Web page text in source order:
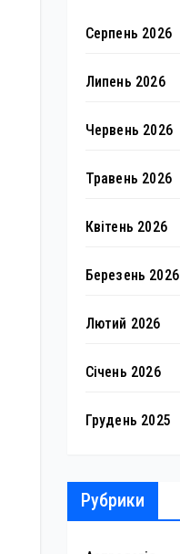
Серпень 2026
Липень 2026
Червень 2026
Травень 2026
Квітень 2026
Березень 2026
Лютий 2026
Січень 2026
Грудень 2025
Рубрики